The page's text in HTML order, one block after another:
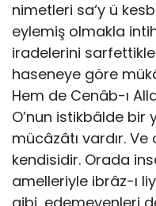
nimetleri sa‘y ü
eylemiş olmakla
iradelerini
haseneye göre
Hem de Cenâb-ı
O’nun istikbâlde
mücâzâtı vardır.
ken­disidir. Orada
amelleriyle ibrâz-ı